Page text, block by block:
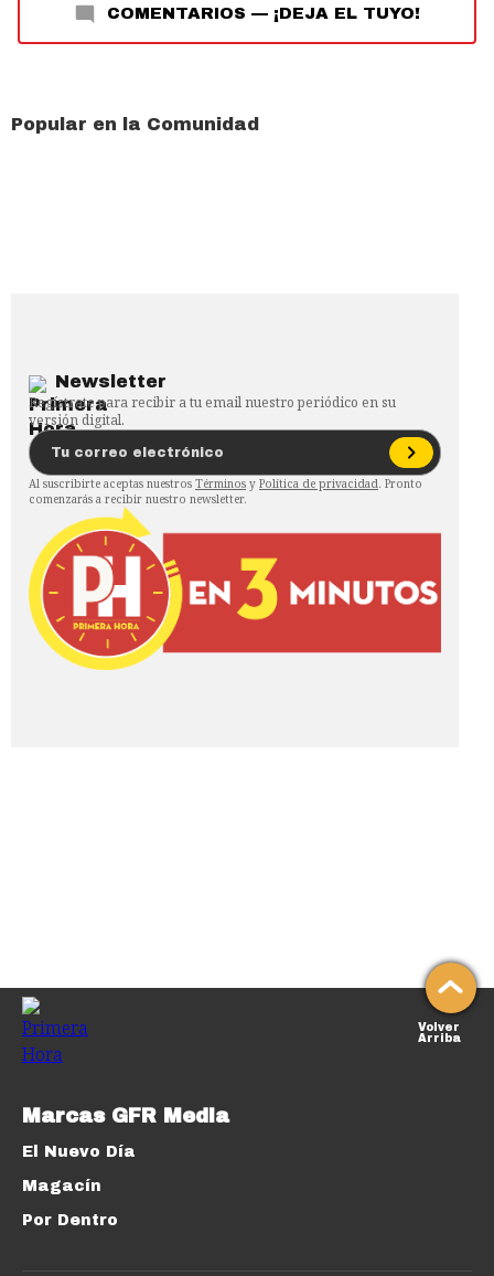
COMENTARIOS — ¡DEJA EL TUYO!
Popular en la Comunidad
Newsletter
Regístrate para recibir a tu email nuestro periódico en su
versión digital.
Al suscribirte aceptas nuestros Términos y Política de privacidad. Pronto
comenzarás a recibir nuestro newsletter.
Volver
Arriba
Marcas GFR Media
El Nuevo Día
Magacín
Por Dentro